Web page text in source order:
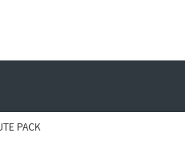
PACK